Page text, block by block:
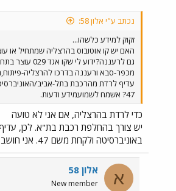
נכתב ע"י אלון 58:
זקוק למידע כלשהו...
האם יש קו אוטובוס בהרצליה שמתחיל או
גם לרעננה?ידוע
מכפר-סבא ורעננה בדרכו להרצליה-
עדיף לרדת מהרכבת בתל-אביב/
47? אשמח לשמועמידע ודעות.
כדי לרדת בהרצליה, אם אני לא טועה
יש צורך בהחלפת רכבת בת"א. לכן,
באוניברסיטה ולקחת משם 47. אני חושב שזה יהיה מהיר יותר.
א אלון 58
New member